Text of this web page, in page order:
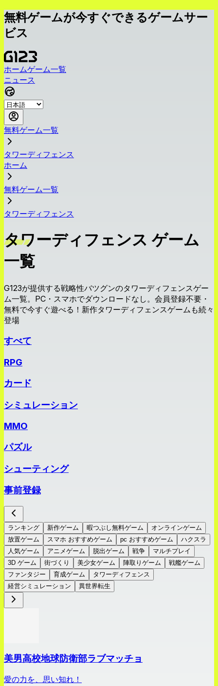
無料ゲームが今すぐできるゲームサー
ビス
ホームゲーム一覧
ニュース
無料ゲーム一覧
タワーディフェンス
ホーム
無料ゲーム一覧
タワーディフェンス
タワーディフェンス ゲーム
一覧
G123が提供する戦略性バツグンのタワーディフェンスゲー
ム一覧。PC・スマホでダウンロードなし。会員登録不要・
無料で今すぐ遊べる！新作タワーディフェンスゲームも続々
登場
すべて
RPG
カード
シミュレーション
MMO
パズル
シューティング
事前登録
ランキング 新作ゲーム 暇つぶし無料ゲーム
オンラインゲーム
放置ゲーム
スマホ おすすめゲーム pc おすすめゲーム
ハクスラ
人気ゲーム
アニメゲーム 脱出ゲーム 戦争
マルチプレイ
3D ゲーム
街づくり 美少女ゲーム 陣取りゲーム
戦艦ゲーム
ファンタジー
育成ゲーム
タワーディフェンス
経営シミュレーション
異世界転生
美男高校地球防衛部ラブマッチョ
愛の力を、思い知れ！